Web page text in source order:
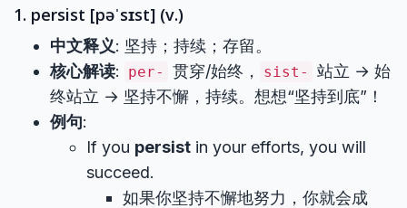
1. persist [pəˈsɪst] (v.)
中文释义: 坚持；持续；存留。
核心解读: per- 贯穿/始终， sist-
站立 → 始
终站立 → 坚持不懈，持续。想想“坚持到底”！
例句:
If you persist in your efforts, you will
succeed.
如果你坚持不懈地努力，你就会成